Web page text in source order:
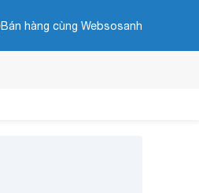
Bán hàng cùng Websosanh